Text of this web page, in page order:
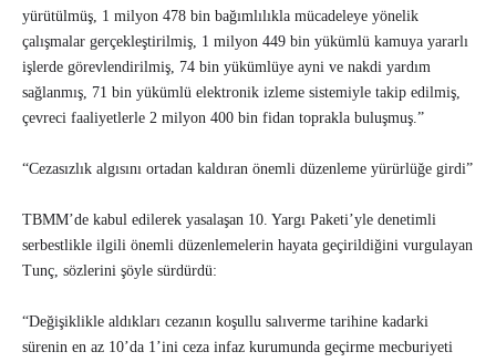
yürütülmüş, 1 milyon 478 bin bağımlılıkla mücadeleye yönelik
çalışmalar gerçekleştirilmiş, 1 milyon 449 bin yükümlü kamuya yararlı
işlerde görevlendirilmiş, 74 bin yükümlüye ayni ve nakdi yardım
sağlanmış, 71 bin yükümlü elektronik izleme sistemiyle takip edilmiş,
çevreci faaliyetlerle 2 milyon 400 bin fidan toprakla buluşmuş.”
“Cezasızlık algısını ortadan kaldıran önemli düzenleme yürürlüğe girdi”
TBMM’de kabul edilerek yasalaşan 10. Yargı Paketi’yle denetimli
serbestlikle ilgili önemli düzenlemelerin hayata geçirildiğini vurgulayan
Tunç, sözlerini şöyle sürdürdü:
“Değişiklikle aldıkları cezanın koşullu salıverme tarihine kadarki
sürenin en az 10’da 1’ini ceza infaz kurumunda geçirme mecburiyeti